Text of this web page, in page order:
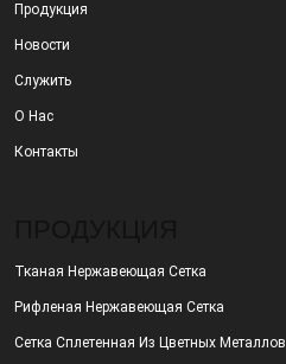
Продукция
Новости
Служить
О Нас
Контакты
Тканая Нержавеющая Сетка
Рифленая Нержавеющая Сетка
Сетка Сплетенная Из Цветных Металлов